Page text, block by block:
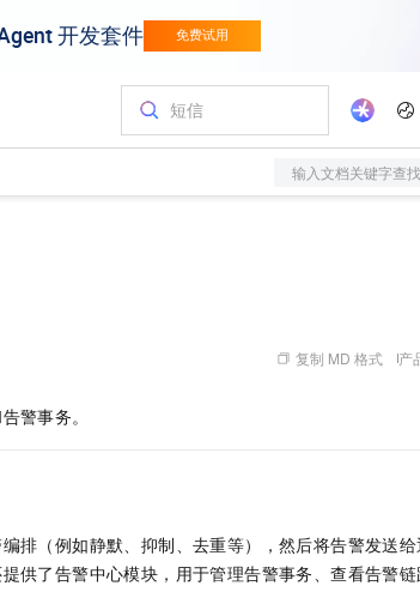
输入文档关键字查找
复制 MD 格式 产
警事务。
排（例如静默、抑制、去重等），然后将告警发送给
供了告警中心模块，用于管理告警事务、查看告警